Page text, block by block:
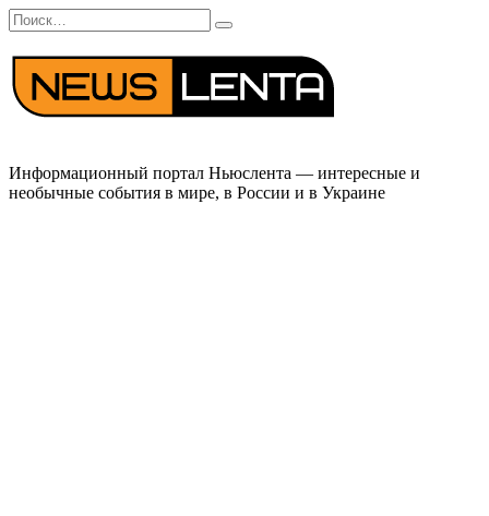
Перейти
к
содержанию
Search
for:
Информационный портал Ньюслента — интересные и
необычные события в мире, в России и в Украине